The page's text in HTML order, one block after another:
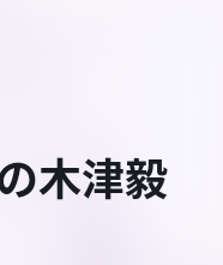
木津毅